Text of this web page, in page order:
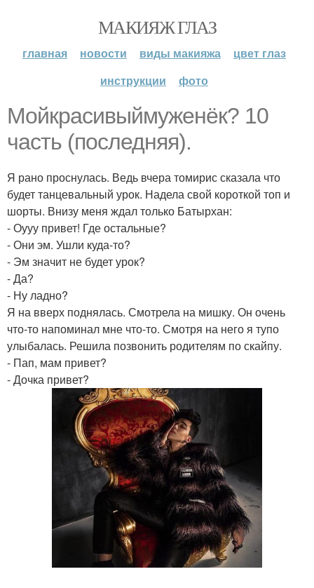
МАКИЯЖ ГЛАЗ
главная новости виды макияжа
цвет глаз
инструкции
фото
Мойкрасивыймуженёк? 10
часть (последняя).
Я рано проснулась. Ведь вчера томирис сказала что
будет танцевальный урок. Надела свой короткой топ и
шорты. Внизу меня ждал только Батырхан:
- Оууу привет! Где остальные?
- Они эм. Ушли куда-то?
- Эм значит не будет урок?
- Да?
- Ну ладно?
Я на вверх поднялась. Смотрела на мишку. Он очень
что-то напоминал мне что-то. Смотря на него я тупо
улыбалась. Решила позвонить родителям по скайпу.
- Пап, мам привет?
- Дочка привет?